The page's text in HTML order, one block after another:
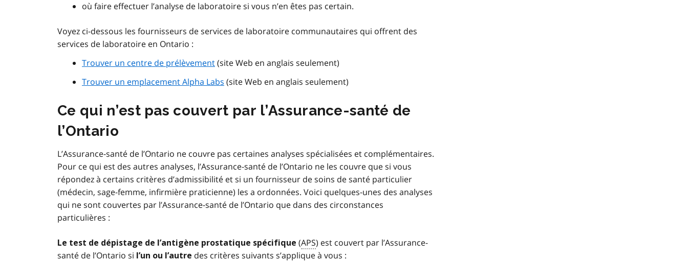
où faire effectuer l’analyse de laboratoire si vous n’en êtes pas certain.
Voyez ci-dessous les fournisseurs de services de laboratoire communautaires qui offrent des
services de laboratoire en Ontario :
Trouver un centre de prélèvement(site Web en anglais seulement)
Trouver un emplacement Alpha Labs (site Web en anglais seulement)
Ce qui n’est pas couvert par l’Assurance-santé de
l’Ontario
L’Assurance-santé de l’Ontario ne couvre pas certaines analyses spécialisées et complémentaires.
Pour ce qui est des autres analyses, l’Assurance-santé de l’Ontario ne les couvre que si vous
répondez à certains critères d’admissibilité et si un fournisseur de soins de santé particulier
(médecin, sage-femme, infirmière praticienne) les a ordonnées. Voici quelques-unes des analyses
qui ne sont couvertes par l’Assurance-santé de l’Ontario que dans des circonstances
particulières :
Le test de dépistage de l’antigène prostatique spécifique (APS) est couvert par l’Assurance-
santé de l’Ontario si l’un ou l’autre des critères suivants s’applique à vous :